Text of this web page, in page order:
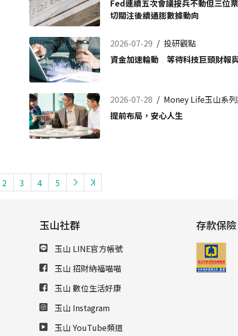
Fed連續五次會議按兵不動但三位
切關注後續通膨數據動向
2026-07-29 / 投研觀點
資金加速輪動 等待科技巨頭財報
2026-07-28 / Money Life玉山系
提前布局，安心人生
2 3 4 5
玉山社群
玉山 LINE官方帳號
玉山 招財納福喵喵
玉山 數位生活好康
玉山 Instagram
玉山 YouTube頻道
存款保